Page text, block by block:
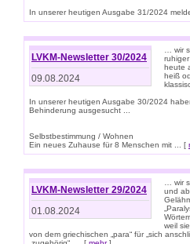
In unserer heutigen Ausgabe 31/2024
LVKM-Newsletter 30/2024
09.08.2024
… wir
heute
heiß
In unserer heutigen Ausgabe 30/2024
Behinderung ausgesucht ...
Selbstbestimmung / Wohnen
Ein neues Zuhause für 8 Menschen mit ... [
LVKM-Newsletter 29/2024
01.08.2024
… wir
und
weil
von dem griechischen „para“ für „sich